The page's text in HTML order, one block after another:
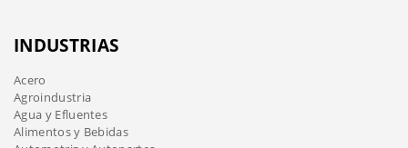
INDUSTRIAS
Acero
Agroindustria
Agua y Efluentes
Alimentos y Bebidas